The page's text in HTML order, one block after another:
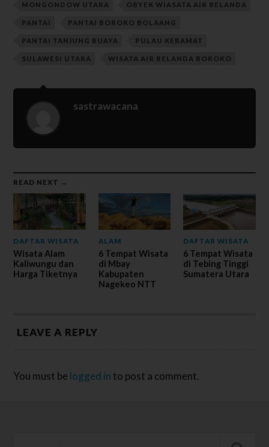
MONGONDOW UTARA OBYEK WIASATA AIR BELANDA
PANTAI PANTAI BOROKO BOLAANG
PANTAI TANJUNG BUAYA PULAU KERAMAT
SULAWESI UTARA WISATA AIR BELANDA BOROKO
sastrawacana
READ NEXT →
DAFTAR WISATA
Wisata Alam
Kaliwungu dan
Harga Tiketnya
ALAM
6 Tempat Wisata
di Mbay
Kabupaten
Nagekeo NTT
DAFTAR WISATA
6 Tempat Wisata
di Tebing Tinggi
Sumatera Utara
LEAVE A REPLY
You must be logged in to post a comment.